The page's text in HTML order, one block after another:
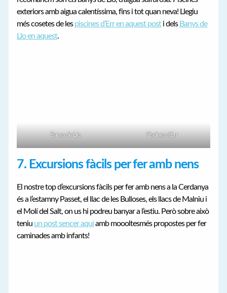
exteriors amb aigua calentíssima, fins i tot quan neva! Llegiu
més cosetes de lespiscines d’Err en aquest posti dels Banys de
Llo en aquest.
Banys de Llo Piscines d’Err
7. Excursions fàcils per fer amb nens
El nostre top d’excursions fàcils per fer amb nens a la Cerdanya
és a l’estamny Passet, el llac de les Bulloses, els llacs de Malniu i
el Molí del Salt, on us hi podreu banyar a l’estiu. Però sobre això
teniu un post sencer aquíamb moooltesmés propostes per fer
caminades amb infants!